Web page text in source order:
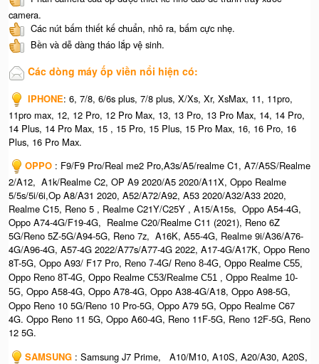
camera.
Các nút bấm thiết kế chuẩn, nhô ra, bấm cực nhẹ.
Bền và dễ dàng tháo lắp vệ sinh.
Các dòng máy ốp viền nổi hiện có:
IPHONE: 6, 7/8, 6/6s plus, 7/8 plus, X/Xs, Xr, XsMax, 11, 11pro,
11pro max, 12, 12 Pro, 12 Pro Max, 13, 13 Pro, 13 Pro Max, 14, 14 Pro,
14 Plus, 14 Pro Max, 15 , 15 Pro, 15 Plus, 15 Pro Max, 16, 16 Pro, 16
Plus, 16 Pro Max.
OPPO : F9/F9 Pro/Real me2 Pro,A3s/A5/realme C1, A7/A5S/Realme
2/A12, A1k/Realme C2, OP A9 2020/A5 2020/A11X, Oppo Realme
5/5s/5i/6i,Op A8/A31 2020, A52/A72/A92, A53 2020/A32/A33 2020,
Realme C15, Reno 5 , Realme C21Y/C25Y , A15/A15s, Oppo A54-4G,
Oppo A74-4G/F19-4G, Realme C20/Realme C11 (2021), Reno 6Z
5G/Reno 5Z-5G/A94-5G, Reno 7z, A16K, A55-4G, Realme 9i/A36/A76-
4G/A96-4G, A57-4G 2022/A77s/A77-4G 2022, A17-4G/A17K, Oppo Reno
8T-5G, Oppo A93/ F17 Pro, Reno 7-4G/ Reno 8-4G, Oppo Realme C55,
Oppo Reno 8T-4G, Oppo Realme C53/Realme C51 , Oppo Realme 10-
5G, Oppo A58-4G, Oppo A78-4G, Oppo A38-4G/A18, Oppo A98-5G,
Oppo Reno 10 5G/Reno 10 Pro-5G, Oppo A79 5G, Oppo Realme C67
4G. Oppo Reno 11 5G, Oppo A60-4G, Reno 11F-5G, Reno 12F-5G, Reno
12 5G.
SAMSUNG : Samsung J7 Prime, A10/M10, A10S, A20/A30, A20S,